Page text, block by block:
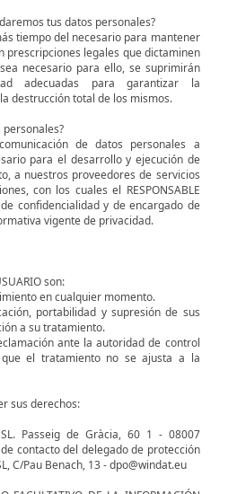
tus datos personales?
tiempo del necesario para mantener
prescripciones legales que dictaminen
necesario para ello, se suprimirán
adecuadas para garantizar la
destrucción total de los mismos.
de datos personales a
para el desarrollo y ejecución de
a nuestros proveedores de servicios
con los cuales el RESPONSABLE
confidencialidad y de encargado de
vigente de privacidad.
son:
en cualquier momento.
portabilidad y supresión de sus
a su tratamiento.
ante la autoridad de control
que el tratamiento no se ajusta a la
sus derechos:
SL. Passeig de Gràcia, 60 1 - 08007
contacto del delegado de protección
C/Pau Benach, 13 - dpo@windat.eu